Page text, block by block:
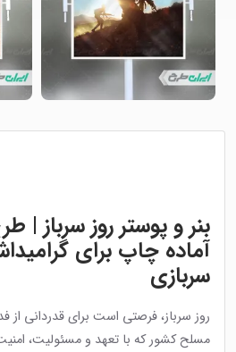
بنر و پوستر روز سرباز |
آماده چاپ برای
سربازی
روز سرباز، فرصتی است برای قدردانی از
مسلح کشور که با تعهد و مسئولیت،